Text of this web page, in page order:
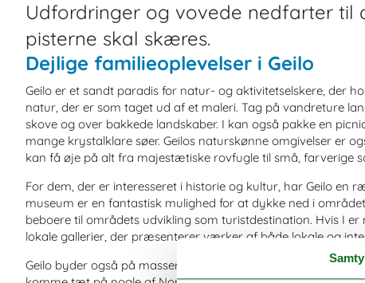
Udfordringer og vovede nedfarter til
pisterne skal skæres.
Dejlige familieoplevelser i Geilo
Geilo er et sandt paradis for natur- og aktivitetselskere, der
natur, der er som taget ud af et maleri. Tag på vandreture
skove og over bakkede landskaber. I kan også pakke en
mange krystalklare søer. Geilos naturskønne omgivelser er
kan få øje på alt fra majestætiske rovfugle til små, farverige
For dem, der er interesseret i historie og kultur, har Geilo en
museum er en fantastisk mulighed for at dykke ned i
beboere til områdets udvikling som turistdestination. Hvis I
lokale gallerier, der præsenterer værker af både lokale og
Geilo byder også på masser af sjove aktiviteter for børnene.